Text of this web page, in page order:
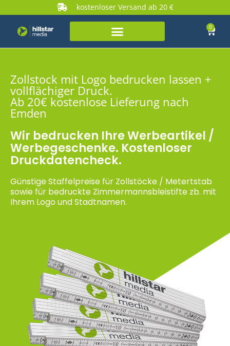
kostenloser Versand ab 20 €
0
Zollstock mit Logo bedrucken lassen +
vollflächiger Druck.
Ab 20€ kostenlose Lieferung nach
Emden
Wir bedrucken Ihre Werbeartikel /
Werbegeschenke. Kostenloser
Druckdatencheck.
Günstige Staffelpreise für Zollstöcke / Metertstab
sowie für bedruckte Zimmermannsbleistifte zb. mit
Ihrem Logo und Stadtnamen.